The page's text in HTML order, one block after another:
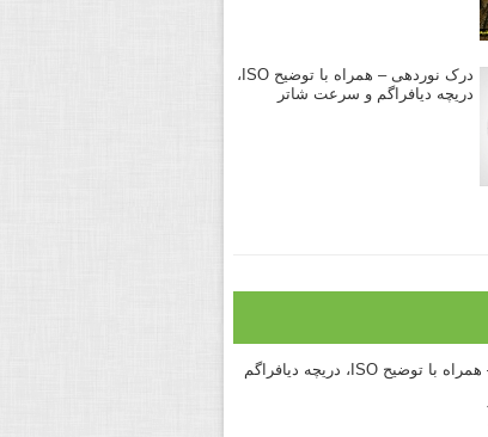
درک نوردهی – همراه با توضیح ISO،
دریچه دیافراگم و سرعت شاتر
درک نوردهی – همراه با توضیح ISO، دریچه دیافراگم